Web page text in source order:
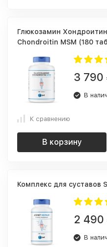
Глюкозамин
Chondroitin MSM (180
3 790
В
К сравнению
В корзину
Комплекс для суставов
2 490
В